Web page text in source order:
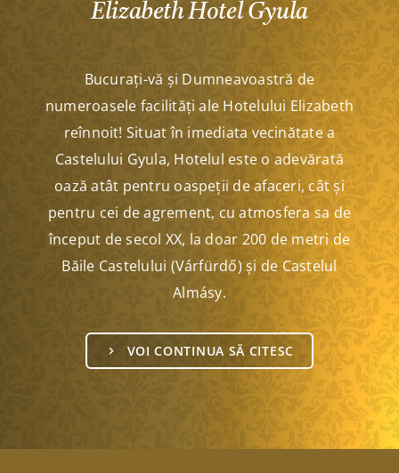
Elizabeth Hotel Gyula
Bucurați-vă și Dumneavoastră de
numeroasele facilități ale Hotelului Elizabeth
reînnoit! Situat în imediata vecinătate a
Castelului Gyula, Hotelul este o adevărată
oază atât pentru oaspeții de afaceri, cât și
pentru cei de agrement, cu atmosfera sa de
început de secol XX, la doar 200 de metri de
Băile Castelului (Várfürdő) și de Castelul
Almásy.
VOI CONTINUA SĂ CITESC